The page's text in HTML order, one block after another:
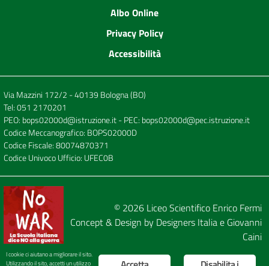
Albo Online
Privacy Policy
Accessibilità
Via Mazzini 172/2 - 40139 Bologna (BO)
Tel:051 2170201
PEO: bops02000d@istruzione.it- PEC: bops02000d@pec.istruzione.it
Codice Meccanografico: BOPS02000D
Codice Fiscale: 80074870371
Codice Univoco Ufficio: UFEC0B
© 2026 Liceo Scientifico Enrico Fermi
Concept & Design by Designers Italiae Giovanni
Caini
I cookie ci aiutano a migliorare il sito.
Utilizzando il sito, accetti un utilizzo